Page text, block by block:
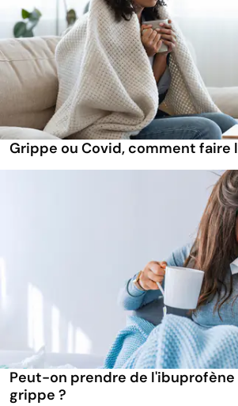
Grippe ou Covid, comment faire
Peut-on prendre de l'ibuprofène
grippe ?